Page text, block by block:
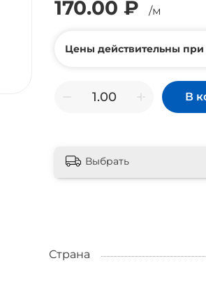
170.00 ₽ /м
Цены действительны при
В
Выбрать
Страна